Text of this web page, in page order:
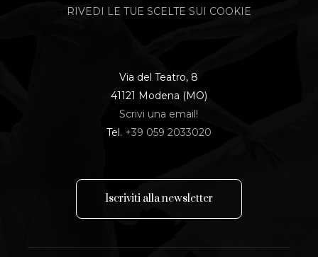
RIVEDI LE TUE SCELTE SUI COOKIE
Via del Teatro, 8
41121 Modena (MO)
Scrivi una email!
Tel. +39 059 2033020
Iscriviti allanewsletter